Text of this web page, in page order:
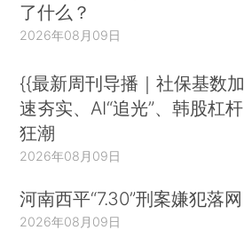
了什么？
2026年08月09日
{{最新周刊导播｜社保基数加
速夯实、AI“追光”、韩股杠杆
狂潮
2026年08月09日
河南西平“7.30”刑案嫌犯落网
2026年08月09日